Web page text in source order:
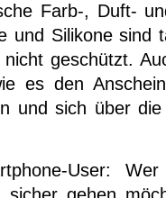
Farb-, Duft-
und Silikone sind
geschützt.
es den
und sich über die
User: